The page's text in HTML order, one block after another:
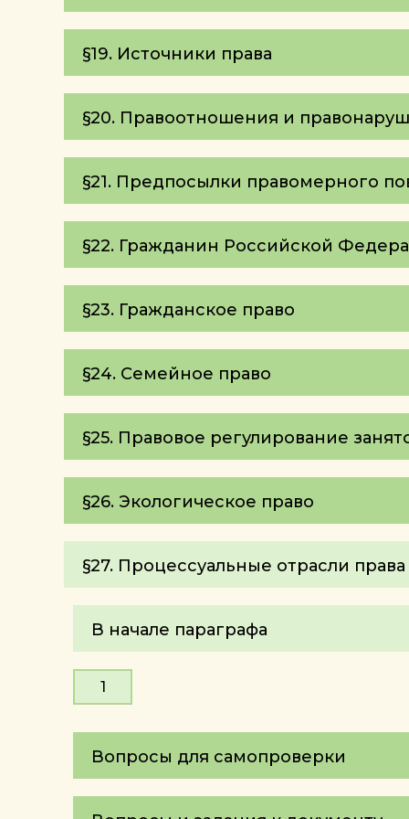
§19. Источники права
§20. Правоотношения и
§21. Предпосылки правомерного
§22. Гражданин Российской
§23. Гражданское право
§24. Семейное право
§25. Правовое регулирование
§26. Экологическое право
§27. Процессуальные отрасли права
В начале параграфа
1
Вопросы для самопроверки